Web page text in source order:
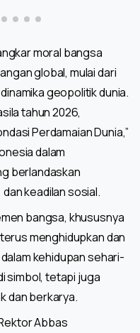
moral bangsa
global, mulai dari
geopolitik dunia.
tahun 2026,
Perdamaian Dunia,”
dalam
berlandaskan
keadilan sosial.
bangsa, khususnya
menghidupkan dan
kehidupan sehari-
simbol, tetapi juga
dan berkarya.
Abbas